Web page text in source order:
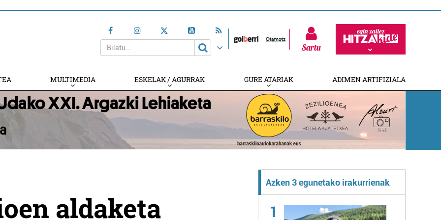
Sartu
MULTIMEDIA ESKELAK / AGURRAK GURE ATARIAK ADIMEN ARTIFIZIALA
aldaketa
Azken 3 egunetako irakurrienak
1